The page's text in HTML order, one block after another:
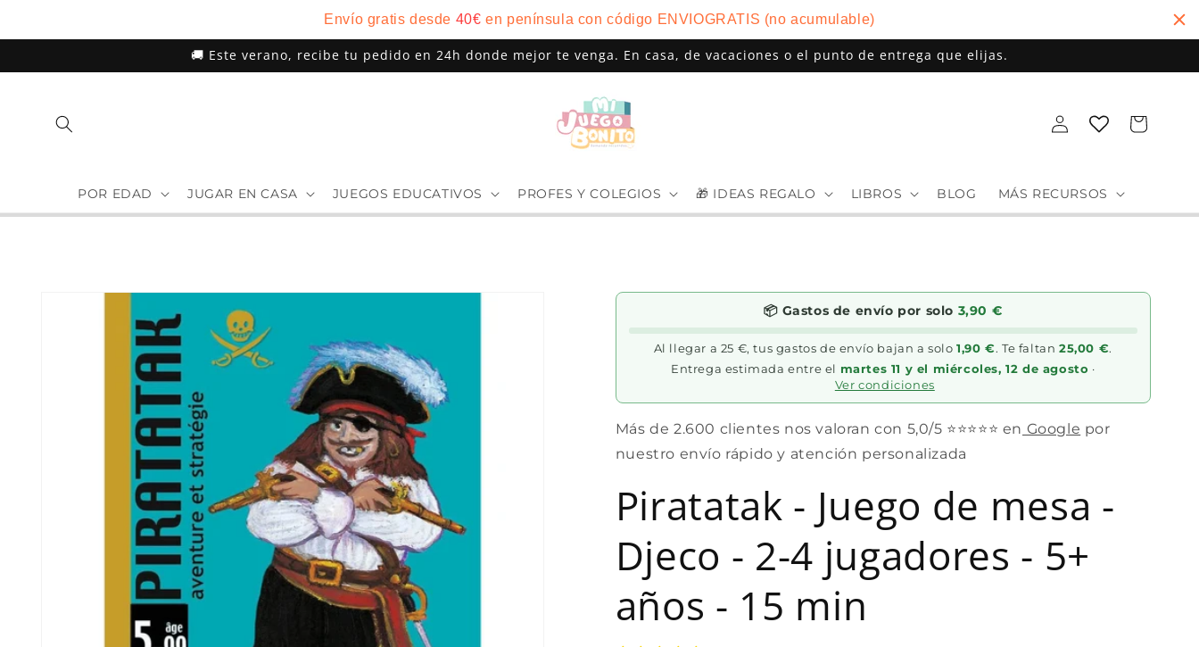
Envío gratis desde 40€ en península con código ENVIOGRATIS (no acumulable)
al contenido
🚚 Este verano, recibe tu pedido en 24h donde mejor te venga. En casa, de vacaciones o el punto de entrega que elijas.
POR EDAD JUGAR EN CASA JUEGOS EDUCATIVOS PROFES Y COLEGIOS 🎁 IDEAS REGALO LIBROS BLOG MÁS RECURSOS
sesión
Carrito
directamente
información
del producto
📦 Gastos de envío por solo 3,90 €
Al llegar a 25 €, tus gastos de envío bajan a solo1,90 €. Te faltan25,00 €.
Entrega estimada entre el martes 11 y el miércoles, 12 de agosto ·
Ver condiciones
Más de 2.600 clientes nos valoran con 5,0/5 ⭐⭐⭐⭐⭐ en Google por
nuestro envío rápido y atención personalizada
Piratatak - Juego de mesa -
Djeco - 2-4 jugadores - 5+
años - 15 min